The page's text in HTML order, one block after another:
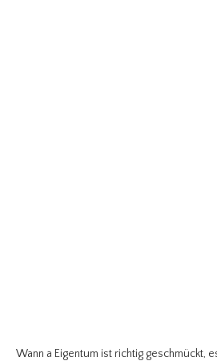
Wann a Eigentum ist richtig geschmückt,